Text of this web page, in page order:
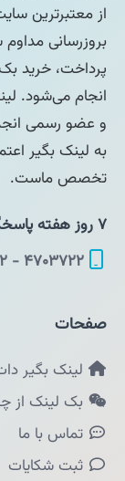
بروزرسانی
پرداخت، خرید
انجام می‌شود.
و عضو رسمی
به لینک بگیر
تخصص ماست.
۷ روز هفته پاسخگوی شما هستیم :
۴۷۰۳۷۲۲ - ۰۹۱۲
صفحات
لینک بگیر
بک لینک از
تماس با ما
ثبت شکایات